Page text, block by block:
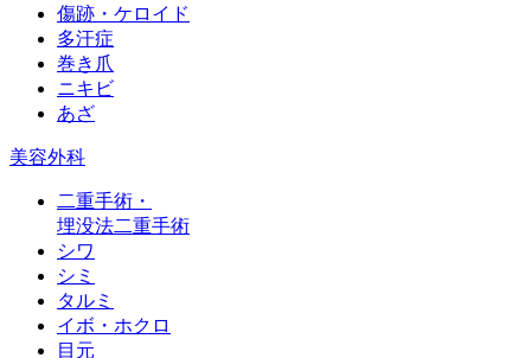
傷跡・ケロイド
多汗症
巻き爪
ニキビ
あざ
美容外科
二重手術・
埋没法二重手術
シワ
シミ
タルミ
イボ・ホクロ
目元